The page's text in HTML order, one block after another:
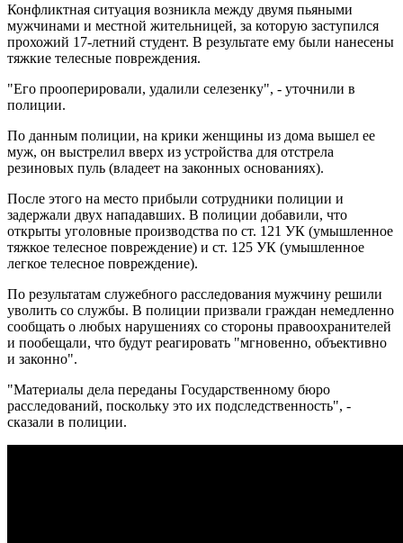
Конфликтная ситуация возникла между двумя пьяными
мужчинами и местной жительницей, за которую заступился
прохожий 17-летний студент. В результате ему были нанесены
тяжкие телесные повреждения.
"Его прооперировали, удалили селезенку", - уточнили в
полиции.
По данным полиции, на крики женщины из дома вышел ее
муж, он выстрелил вверх из устройства для отстрела
резиновых пуль (владеет на законных основаниях).
После этого на место прибыли сотрудники полиции и
задержали двух нападавших. В полиции добавили, что
открыты уголовные производства по ст. 121 УК (умышленное
тяжкое телесное повреждение) и ст. 125 УК (умышленное
легкое телесное повреждение).
По результатам служебного расследования мужчину решили
уволить со службы. В полиции призвали граждан немедленно
сообщать о любых нарушениях со стороны правоохранителей
и пообещали, что будут реагировать "мгновенно, объективно
и законно".
"Материалы дела переданы Государственному бюро
расследований, поскольку это их подследственность", -
сказали в полиции.